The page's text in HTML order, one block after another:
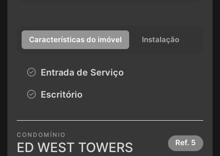
Características do imóvel Instalação
Entrada de Serviço
Escritório
CONDOMÍNIO
ED WEST TOWERS Ref. 5